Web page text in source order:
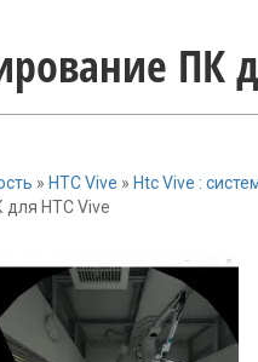
ПК
» HTC Vive » Htc Vive :
HTC Vive